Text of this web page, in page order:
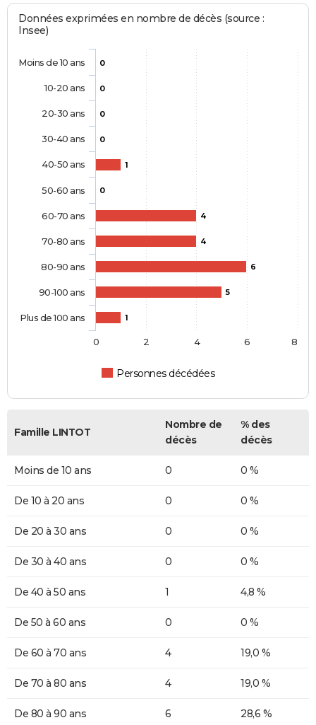
Données exprimées en nombre de décès (source :
Insee)
0
0
0
0
1
0
4
4
6
5
1
Personnes décédées
Moins de 10 ans
10-20 ans
20-30 ans
30-40 ans
40-50 ans
50-60 ans
60-70 ans
70-80 ans
80-90 ans
90-100 ans
Plus de 100 ans
0 2 4 6 8
Famille LINTOT
Nombre de
décès
% des
décès
Moins de 10 ans 0 0 %
De 10 à 20 ans 0 0 %
De 20 à 30 ans 0 0 %
De 30 à 40 ans 0 0 %
De 40 à 50 ans 1 4,8 %
De 50 à 60 ans 0 0 %
De 60 à 70 ans 4 19,0 %
De 70 à 80 ans 4 19,0 %
De 80 à 90 ans 6 28,6 %